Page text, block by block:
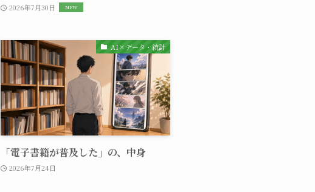
2026年7月30日
AI×データ・統計
「電子書籍が普及した」の、中身
2026年7月24日